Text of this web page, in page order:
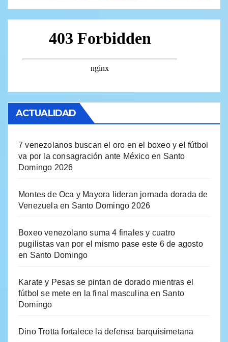
ACTUALIDAD
7 venezolanos buscan el oro en el boxeo y el fútbol
va por la consagración ante México en Santo
Domingo 2026
Montes de Oca y Mayora lideran jornada dorada de
Venezuela en Santo Domingo 2026
Boxeo venezolano suma 4 finales y cuatro
pugilistas van por el mismo pase este 6 de agosto
en Santo Domingo
Karate y Pesas se pintan de dorado mientras el
fútbol se mete en la final masculina en Santo
Domingo
Dino Trotta fortalece la defensa barquisimetana